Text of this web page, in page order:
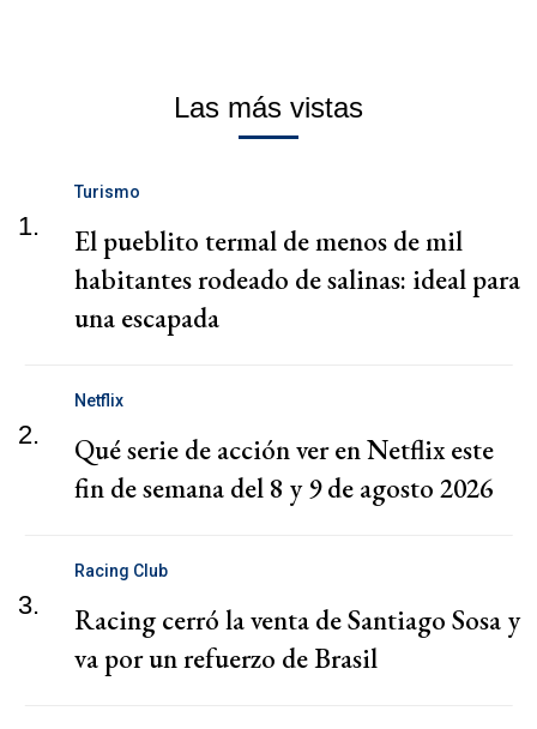
Las más vistas
1.
Turismo
El pueblito termal de menos de mil
habitantes rodeado de salinas: ideal para
una escapada
2.
Netflix
Qué serie de acción ver en Netflix este
fin de semana del 8 y 9 de agosto 2026
3.
Racing Club
Racing cerró la venta de Santiago Sosa y
va por un refuerzo de Brasil